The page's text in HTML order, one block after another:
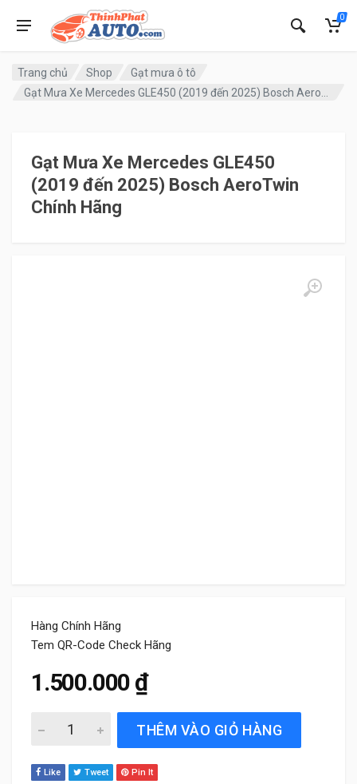
0
Trang chủ Shop
Gạt mưa ô tô
Gạt Mưa Xe Mercedes GLE450
(2019 đến 2025) Bosch AeroTwin
Chính Hãng
Hàng Chính Hãng
Tem QR-Code Check Hãng
1.500.000 ₫
Gạt Mưa Xe Mercedes GLE450 (2019 đến 2025) Bosch
THÊM VÀO GIỎ HÀNG
Like Tweet Pin It